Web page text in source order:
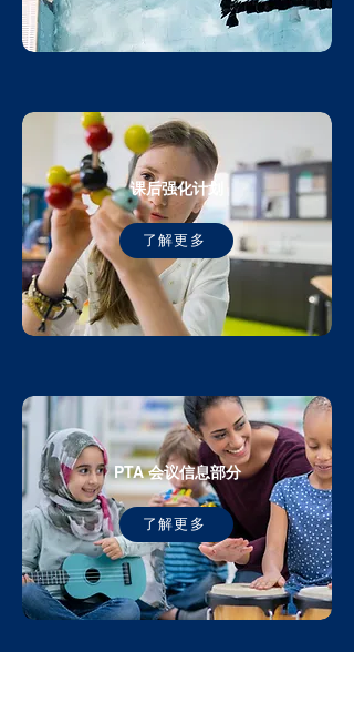
课后强化计划
了解更多
PTA 会议信息部分
了解更多